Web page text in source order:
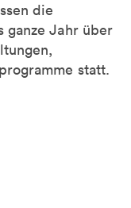
die
ganze Jahr über
statt.